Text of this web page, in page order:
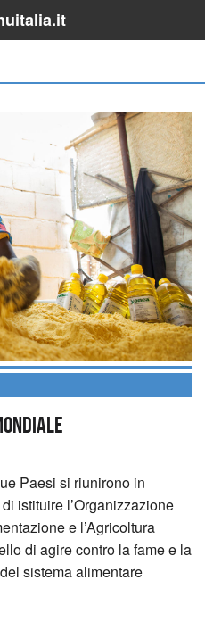
Paesi si riunirono in
istituire l’Organizzazione
e l’Agricoltura
di agire contro la fame e la
sistema alimentare